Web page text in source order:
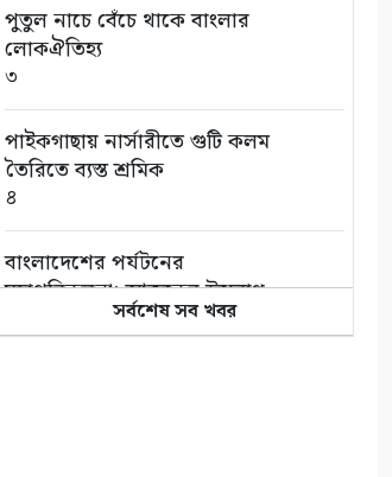
পুতুল নাচে বেঁচে থাকে বাংলার
লোকঐতিহ্য
৩
পাইকগাছায় নার্সারীতে গুটি কলম
তৈরিতে ব্যস্ত শ্রমিক
৪
বাংলাদেশের পর্যটনের
মহাপরিকল্পনা: আজকের উদ্যোগ,
আগামীর বাংলাদেশ
৫
সর্বশেষ সব খবর